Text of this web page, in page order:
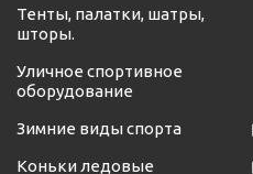
Тенты, палатки, шатры,
шторы.
Уличное спортивное
оборудование
Зимние виды спорта
Коньки ледовые